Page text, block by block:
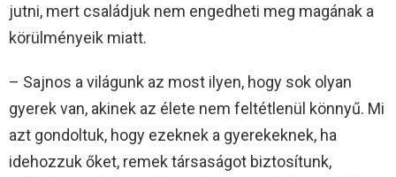
jutni, mert családjuk nem engedheti meg magának a
körülményeik miatt.
– Sajnos a világunk az most ilyen, hogy sok olyan
gyerek van, akinek az élete nem feltétlenül könnyű. Mi
azt gondoltuk, hogy ezeknek a gyerekeknek, ha
idehozzuk őket, remek társaságot biztosítunk,